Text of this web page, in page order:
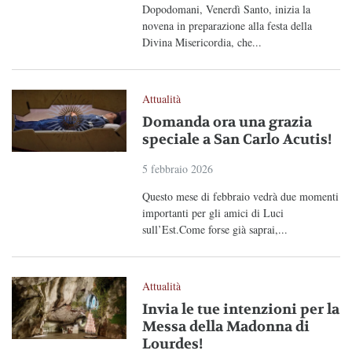
Dopodomani, Venerdì Santo, inizia la
novena in preparazione alla festa della
Divina Misericordia, che...
Attualità
Domanda ora una grazia
speciale a San Carlo Acutis!
5 febbraio 2026
Questo mese di febbraio vedrà due momenti
importanti per gli amici di Luci
sull’Est.Come forse già saprai,...
Attualità
Invia le tue intenzioni per la
Messa della Madonna di
Lourdes!